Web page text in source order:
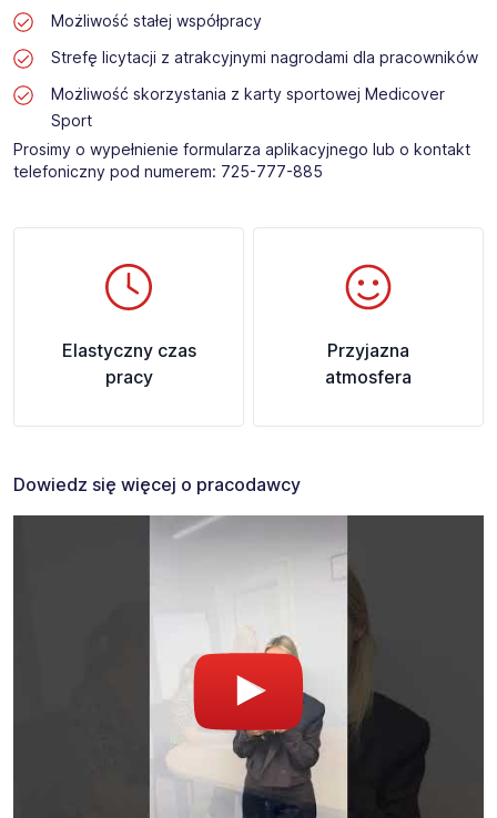
Możliwość stałej współpracy
Strefę licytacji z atrakcyjnymi nagrodami dla pracowników
Możliwość skorzystania z karty sportowej Medicover
Sport
Prosimy o wypełnienie formularza aplikacyjnego lub o kontakt
telefoniczny pod numerem: 725-777-885​
Elastyczny czas
pracy
Przyjazna
atmosfera
Dowiedz się więcej o pracodawcy